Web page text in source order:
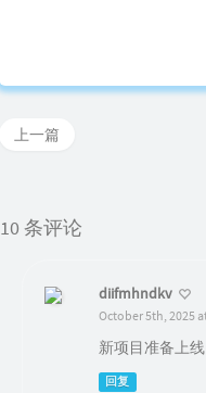
上一篇
10 条评论
diifmhndkv
October 5th, 2025
新项目准备上
回复